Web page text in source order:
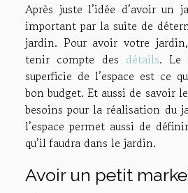
Après juste l’idée d’avoir
important par la suite de
jardin. Pour avoir votre
tenir compte des détails. Le
superficie de l’espace est ce
bon budget. Et aussi de savoir
besoins pour la réalisation du
l’espace permet aussi de
qu’il faudra dans le jardin.
Avoir un petit